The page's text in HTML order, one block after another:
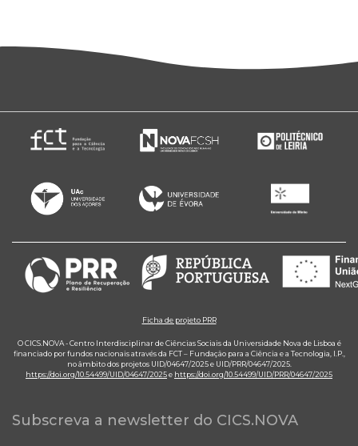
Ficha de projeto PRR
O CICS.NOVA - Centro Interdisciplinar de Ciências Sociais da Universidade Nova de Lisboa é
financiado por fundos nacionais através da FCT – Fundação para a Ciência e a Tecnologia, I.P.,
no âmbito dos projetos UID/04647/2025 e UID/PRR/04647/2025.
https://doi.org/10.54499/UID/04647/2025e https://doi.org/10.54499/UID/PRR/04647/2025
Subscreva a newsletter do CICS.NOVA